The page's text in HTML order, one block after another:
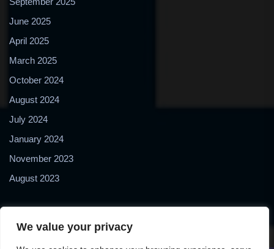
We value your privacy
June 2025
April 2025
March 2025
October 2024
August 2024
July 2024
January 2024
November 2023
August 2023